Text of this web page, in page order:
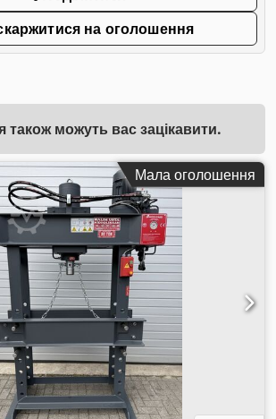
на оголошення
також можуть вас зацікавити.
Мала оголошення